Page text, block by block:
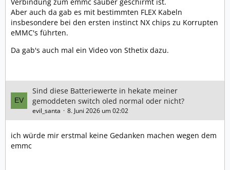
Aber auch da gab es mit bestimmten FLEX Kabeln
insbesondere bei den ersten instinct NX chips zu Korrupten
eMMC's führten.
Da gab's auch mal ein Video von Sthetix dazu.
Sind diese Batteriewerte in hekate meiner
gemoddeten switch oled normal oder nicht?
evil_santa 8. Juni 2026 um 02:02
ich würde mir erstmal keine Gedanken machen wegen dem
emmc